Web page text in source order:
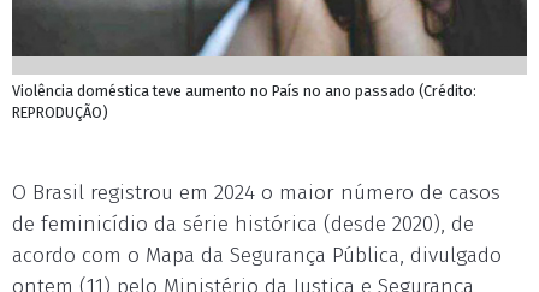
Violência doméstica teve aumento no País no ano passado (Crédito:
REPRODUÇÃO)
O Brasil registrou em 2024 o maior número de casos
de feminicídio da série histórica (desde 2020), de
acordo com o Mapa da Segurança Pública, divulgado
ontem (11) pelo Ministério da Justiça e Segurança